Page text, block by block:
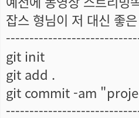
잡스 형님이 저 대신 좋
git init
git add .
git commit -am